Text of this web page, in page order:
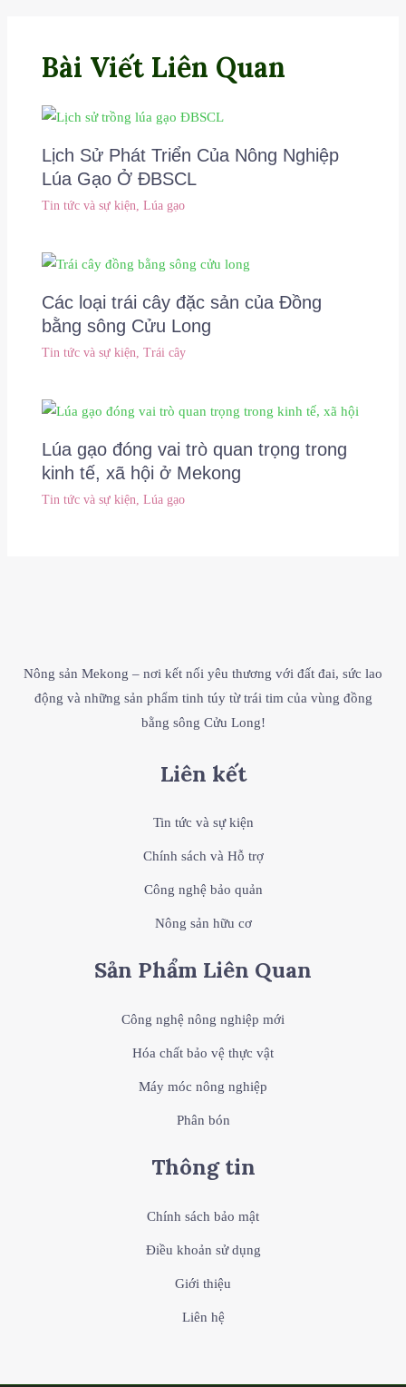
Bài Viết Liên Quan
Lịch Sử Phát Triển Của Nông Nghiệp
Lúa Gạo Ở ĐBSCL
Tin tức và sự kiện Lúa gạo
Các loại trái cây đặc sản của Đồng
bằng sông Cửu Long
Tin tức và sự kiện Trái cây
Lúa gạo đóng vai trò quan trọng trong
kinh tế, xã hội ở Mekong
Tin tức và sự kiện Lúa gạo
Nông sản Mekong – nơi kết nối yêu thương với đất đai, sức lao
động và những sản phẩm tinh túy từ trái tim của vùng đồng
bằng sông Cửu Long!
Liên kết
Tin tức và sự kiện
Chính sách và Hỗ trợ
Công nghệ bảo quản
Nông sản hữu cơ
Sản Phẩm Liên Quan
Công nghệ nông nghiệp mới
Hóa chất bảo vệ thực vật
Máy móc nông nghiệp
Phân bón
Thông tin
Chính sách bảo mật
Điều khoản sử dụng
Giới thiệu
Liên hệ